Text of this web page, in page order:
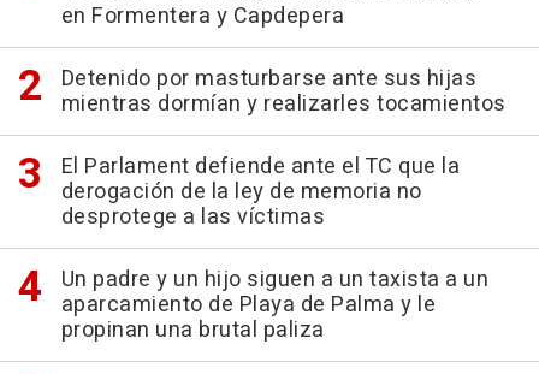
en Formentera y Capdepera
Detenido por masturbarse ante sus hijas
mientras dormían y realizarles tocamientos
El Parlament defiende ante el TC que la
derogación de la ley de memoria no
desprotege a las víctimas
Un padre y un hijo siguen a un taxista a un
aparcamiento de Playa de Palma y le
propinan una brutal paliza